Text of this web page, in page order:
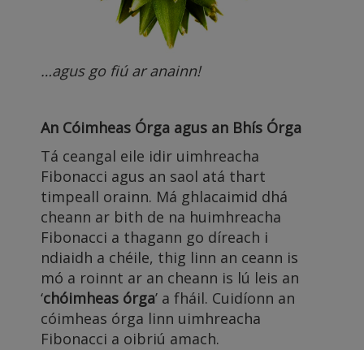
…agus go fiú ar anainn!
An Cóimheas Órga agus an Bhís Órga
Tá ceangal eile idir uimhreacha
Fibonacci agus an saol atá thart
timpeall orainn. Má ghlacaimid dhá
cheann ar bith de na huimhreacha
Fibonacci a thagann go díreach i
ndiaidh a chéile, thig linn an ceann is
mó a roinnt ar an cheann is lú leis an
‘chóimheas órga’ a fháil. Cuidíonn an
cóimheas órga linn uimhreacha
Fibonacci a oibriú amach.